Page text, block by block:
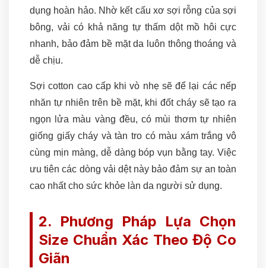
dụng hoàn hảo. Nhờ kết cấu xơ sợi rỗng của sợi
bông, vải có khả năng tự thấm dột mồ hôi cực
nhanh, bảo đảm bề mặt da luôn thông thoáng và
dễ chịu.
Sợi cotton cao cấp khi vò nhẹ sẽ để lại các nếp
nhăn tự nhiên trên bề mặt, khi đốt cháy sẽ tạo ra
ngọn lửa màu vàng đều, có mùi thơm tự nhiên
giống giấy cháy và tàn tro có màu xám trắng vô
cùng mịn màng, dễ dàng bóp vụn bằng tay. Việc
ưu tiên các dòng vải dệt này bảo đảm sự an toàn
cao nhất cho sức khỏe làn da người sử dụng.
2. Phương Pháp Lựa Chọn
Size Chuẩn Xác Theo Độ Co
Giãn